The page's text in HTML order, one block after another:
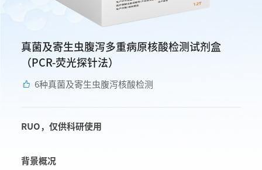
真菌及寄生虫腹泻多重病原核酸检测试剂盒
（PCR-荧光探针法）
6种真菌及寄生虫腹泻核酸检测
RUO，仅供科研使用
背景概况